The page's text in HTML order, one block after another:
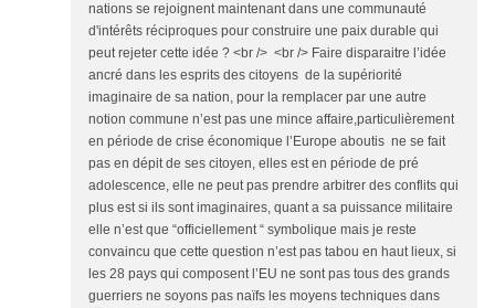
nations se rejoignent maintenant dans une communauté
d'intérêts réciproques pour construire une paix durable qui
peut rejeter cette idée ? <br /> <br /> Faire disparaitre l’idée
ancré dans les esprits des citoyens de la supériorité
imaginaire de sa nation, pour la remplacer par une autre
notion commune n’est pas une mince affaire,particulièrement
en période de crise économique l’Europe aboutis ne se fait
pas en dépit de ses citoyen, elles est en période de pré
adolescence, elle ne peut pas prendre arbitrer des conflits qui
plus est si ils sont imaginaires, quant a sa puissance militaire
elle n’est que “officiellement “ symbolique mais je reste
convaincu que cette question n’est pas tabou en haut lieux, si
les 28 pays qui composent l’EU ne sont pas tous des grands
guerriers ne soyons pas naïfs les moyens techniques dans